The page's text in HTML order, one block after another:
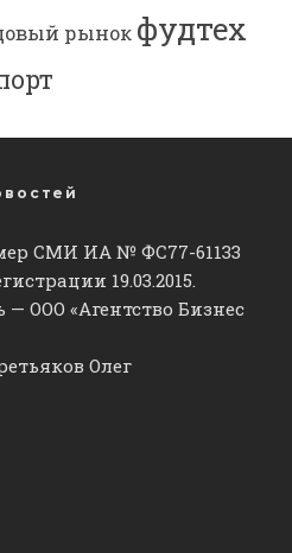
рынок фудтех
СМИ ИА № ФС77-61133
19.03.2015.
ООО «Агентство Бизнес
Олег